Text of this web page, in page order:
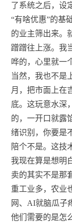
了系统之后，设
“有啥优惠”的基
的业主筛出来。
蹭蹭往上涨。我
哗的，心里就一
当然，我也不是
月，把市面上在
底。这玩意水深
的，一开口就露
绪识别，你要是
陪个不是。这技
我现在算是想明
卖的其实不是那
重工业多，农业
网、AI就脑瓜子
他们需要的是怎